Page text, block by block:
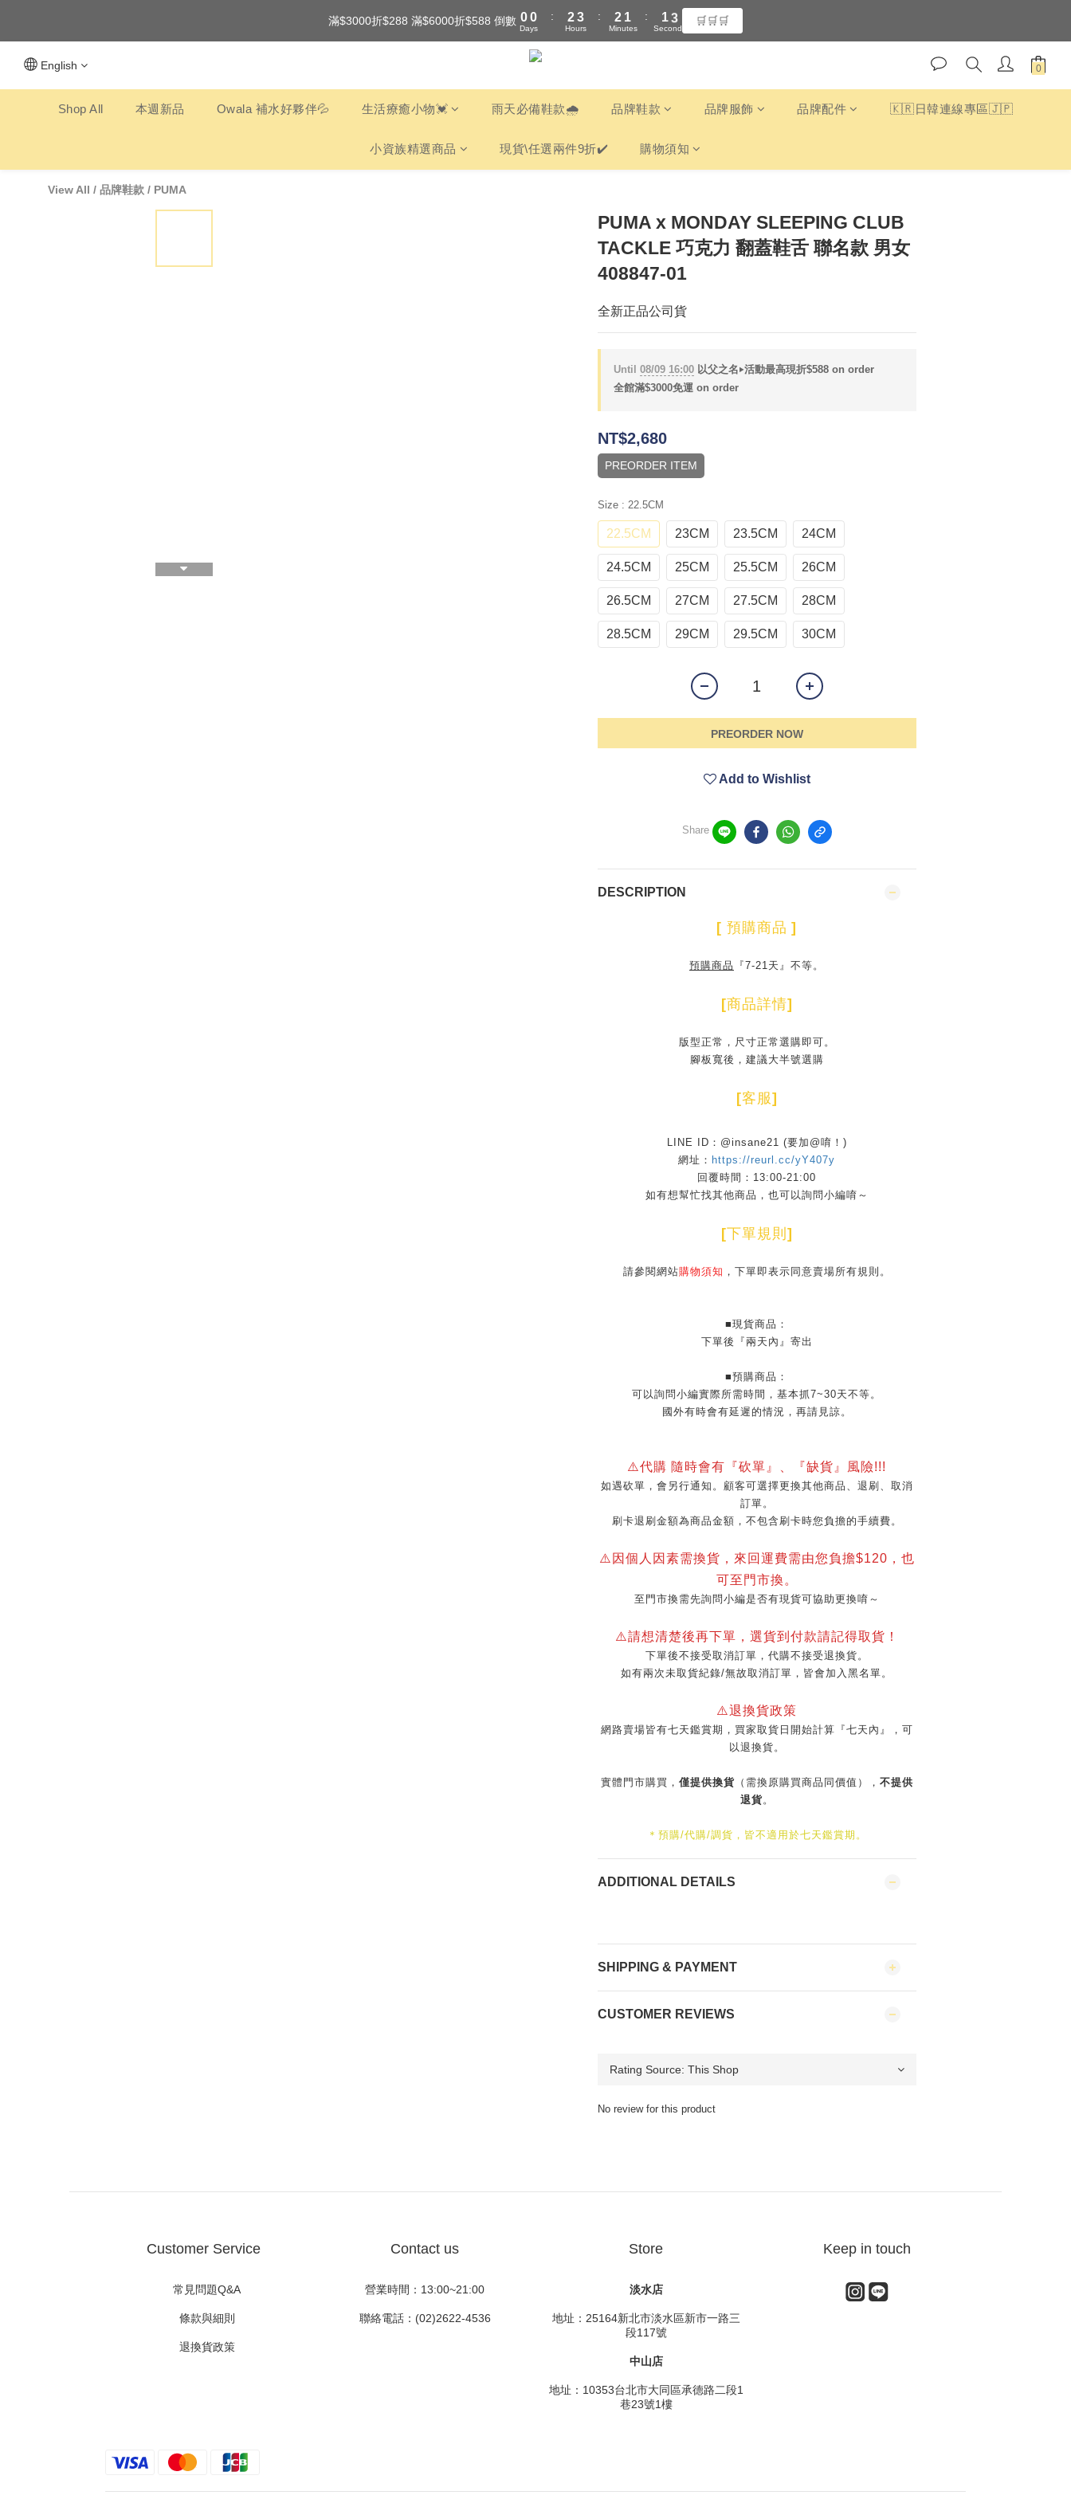
全館滿$3000享『超商』免運費
滿$3000折$288 滿$6000折$588 倒數 00
Days
:
2
1
3
2
Hours
:
2
1
1
0
Minutes
:
1
0
3
2
Seconds
🛒🛒🛒
全館滿$3000享『超商』免運費
English
Shop All 本週新品 Owala 補水好夥伴💦 生活療癒小物💓 雨天必備鞋款🌧️ 品牌鞋款 品牌服飾 品牌配件 🇰🇷日韓連線專區🇯🇵
小資族精選商品 現貨\任選兩件9折✔️ 購物須知
View All / 品牌鞋款 / PUMA
PUMA x MONDAY SLEEPING CLUB
TACKLE 巧克力 翻蓋鞋舌 聯名款 男女
408847-01
全新正品公司貨
Until 08/09 16:00以父之名‣活動最高現折$588 on order
全館滿$3000免運 on order
NT$2,680
PREORDER ITEM
Size : 22.5CM
22.5CM 23CM 23.5CM 24CM
24.5CM 25CM 25.5CM 26CM
26.5CM 27CM 27.5CM 28CM
28.5CM 29CM 29.5CM 30CM
PREORDER NOW
Add to Wishlist
Share
DESCRIPTION
[ 預購商品 ]
預購商品 『7-21天』不等。
[商品詳情]
版型正常，尺寸正常選購即可。
腳板寬後，建議大半號選購
[客服]
LINE ID：@insane21 (要加@唷！)
網址： https://reurl.cc/yY407y
回覆時間：13:00-21:00
如有想幫忙找其他商品，也可以詢問小編唷～
[下單規則 ]
請參閱網站購物須知 ，下單即表示同意賣場所有規則。
■現貨商品：
下單後『兩天內』寄出
■預購商品：
可以詢問小編實際所需時間，基本抓7~30天不等。
國外有時會有延遲的情況，再請見諒。
⚠️代購 隨時會有『砍單』、『缺貨』風險!!!
如遇砍單，會另行通知。顧客可選擇更換其他商品、退刷、取消
訂單。
刷卡退刷金額為商品金額，不包含刷卡時您負擔的手續費。
⚠️因個人因素需換貨，來回運費需由您負擔$120，也
可至門市換。
至門市換需先詢問小編是否有現貨可協助更換唷～
⚠️請想清楚後再下單，選貨到付款請記得取貨！
下單後不接受取消訂單，代購不接受退換貨。
如有兩次未取貨紀錄/無故取消訂單，皆會加入黑名單。
⚠️退換貨政策
網路賣場皆有七天鑑賞期，買家取貨日開始計算『七天內』，可
以退換貨。
實體門市購買， 僅提供換貨（需換原購買商品同價值）， 不提供
退貨。
＊預購/代購/調貨，皆不適用於七天鑑賞期。
ADDITIONAL DETAILS
SHIPPING & PAYMENT
CUSTOMER REVIEWS
No review for this product
Customer Service
常見問題Q&A
條款與細則
退換貨政策
Contact us
營業時間：13:00~21:00
聯絡電話：(02)2622-4536
Store
淡水店
地址：25164新北市淡水區新市一路三
段117號
中山店
地址：10353台北市大同區承德路二段1
巷23號1樓
Keep in touch